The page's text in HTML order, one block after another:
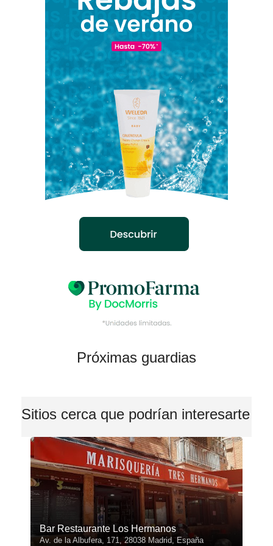
Próximas guardias
Sitios cerca que podrían interesarte
Bar Restaurante Los Hermanos
Av. de la Albufera, 171, 28038 Madrid, España